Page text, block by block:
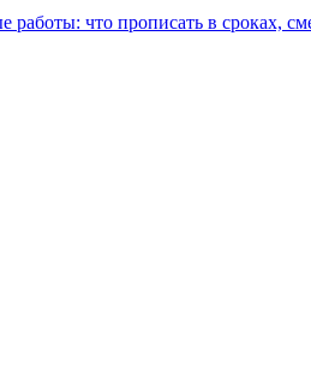
работы: что прописать в сроках,